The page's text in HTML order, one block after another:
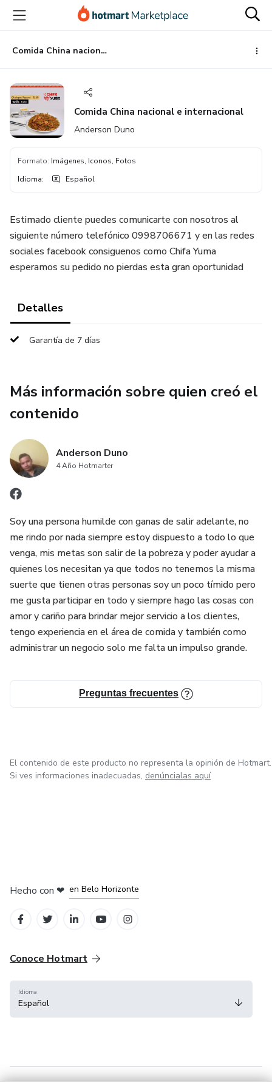
principal
página
de
página
Comida China nacional e internacional
Comida China nacional e internacional
Anderson Duno
Formato: Imágenes, Iconos, Fotos
Idioma: Español
Estimado cliente puedes comunicarte con nosotros al
siguiente número telefónico 0998706671 y en las redes
sociales facebook consiguenos como Chifa Yuma
esperamos su pedido no pierdas esta gran oportunidad
Detalles
Garantía de 7 días
Más información sobre quien creó el
contenido
Anderson Duno
4 Año Hotmarter
Soy una persona humilde con ganas de salir adelante, no
me rindo por nada siempre estoy dispuesto a todo lo que
venga, mis metas son salir de la pobreza y poder ayudar a
quienes los necesitan ya que todos no tenemos la misma
suerte que tienen otras personas soy un poco tímido pero
me gusta participar en todo y siempre hago las cosas con
amor y cariño para brindar mejor servicio a los clientes,
tengo experiencia en el área de comida y también como
administrar un negocio solo me falta un impulso grande.
Preguntas frecuentes
El contenido de este producto no representa la opinión de Hotmart.
Si ves informaciones inadecuadas, denúncialas aquí
Hecho con ❤ en Belo Horizonte
Conoce Hotmart
Idioma
Español